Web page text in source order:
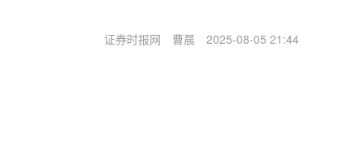
证券时报网 曹晨 2025-08-05 21:44